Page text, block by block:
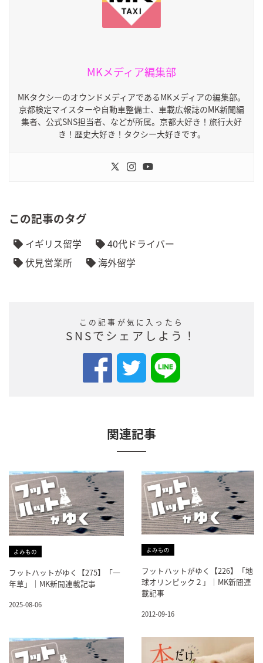
MKメディア編集部
MKタクシーのオウンドメディアであるMKメディアの編集部。
京都検定マイスターや自動車整備士、車載広報誌のMK新聞編
集者、公式SNS担当者、などが所属。京都大好き！旅行大好
き！歴史大好き！タクシー大好きです。
この記事のタグ
イギリス留学
40代ドライバー
伏見営業所
海外留学
この記事が気に入ったら
SNSでシェアしよう！
関連記事
よみもの
フットハットがゆく【275】「一
年草」｜MK新聞連載記事
2025-08-06
よみもの
フットハットがゆく【226】「地
球オリンピック２」｜MK新聞連
載記事
2012-09-16